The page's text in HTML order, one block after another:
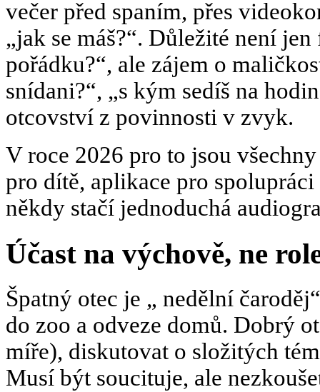
večer před spaním, přes
„jak se máš?“. Důležité není
pořádku?“, ale zájem o
snídani?“, „s kým sedíš na
otcovství z povinnosti v zvyk.
V roce 2026 pro to jsou
pro dítě, aplikace pro
někdy stačí jednoduchá
Účast na výchově, ne
Špatný otec je „ nedělní
do zoo a odveze domů. Dobrý
míře), diskutovat o složitých
Musí být soucituje, ale